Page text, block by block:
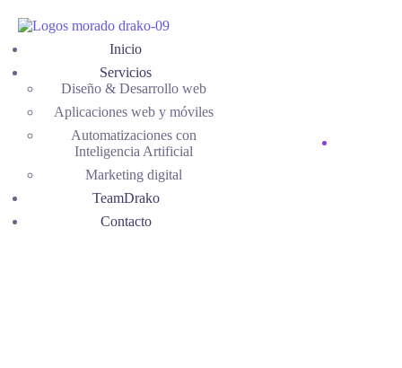
Inicio
Servicios
Diseño & Desarrollo web
Aplicaciones web y móviles
Automatizaciones con
Inteligencia Artificial
Marketing digital
TeamDrako
Contacto